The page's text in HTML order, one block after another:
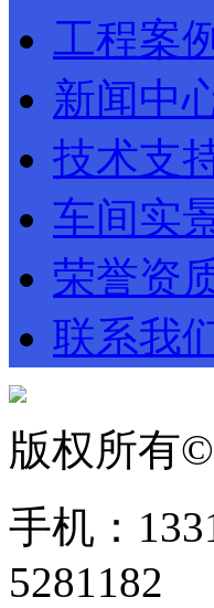
工程案例
新闻中
技术支
车间实
荣誉资
联系我
版权所有
手机：
5281182